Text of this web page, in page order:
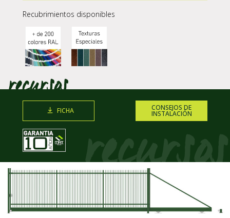
Recubrimientos disponibles
FICHA CONSEJOS DE
INSTALACIÓN